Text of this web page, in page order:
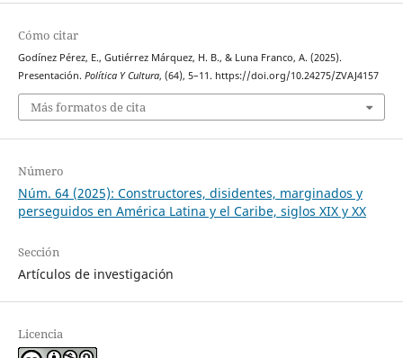
Cómo citar
Godínez Pérez, E., Gutiérrez Márquez, H. B., & Luna Franco, A. (2025).
Presentación. Política Y Cultura, (64), 5–11. https://doi.org/10.24275/ZVAJ4157
Más formatos de cita
Número
Núm. 64 (2025): Constructores, disidentes, marginados y
perseguidos en América Latina y el Caribe, siglos XIX y XX
Sección
Artículos de investigación
Licencia